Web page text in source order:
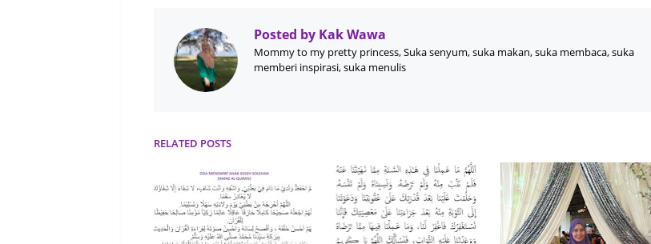
Posted by Kak Wawa
Mommy to my pretty princess, Suka senyum, suka makan, suka membaca, suka
memberi inspirasi, suka menulis
RELATED POSTS